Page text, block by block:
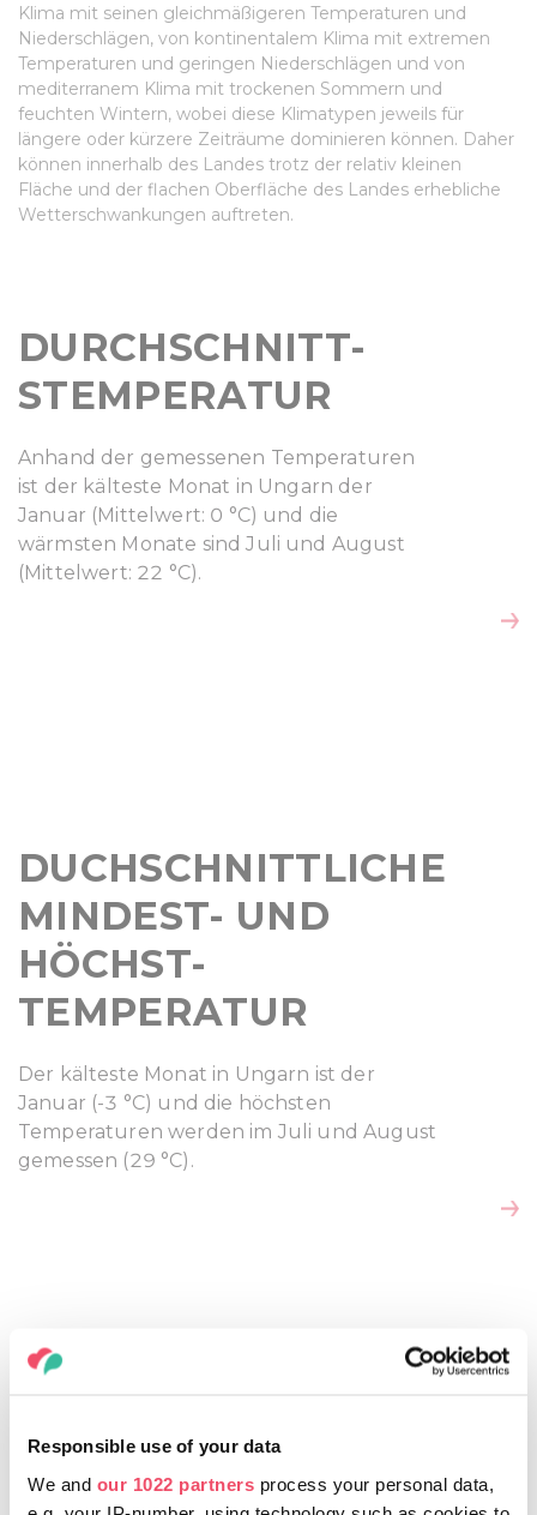
Responsible use of your data
We and our 1022 partners process your personal data,
Klima mit seinen gleichmäßigeren Temperaturen und
Niederschlägen, von kontinentalem Klima mit extremen
Temperaturen und geringen Niederschlägen und von
mediterranem Klima mit trockenen Sommern und
feuchten Wintern, wobei diese Klimatypen jeweils für
längere oder kürzere Zeiträume dominieren können. Daher
können innerhalb des Landes trotz der relativ kleinen
Fläche und der flachen Oberfläche des Landes erhebliche
Wetterschwankungen auftreten.
DURCHSCHNITT-
STEMPERATUR
Anhand der gemessenen Temperaturen
ist der kälteste Monat in Ungarn der
Januar (Mittelwert: 0 °C) und die
wärmsten Monate sind Juli und August
(Mittelwert: 22 °C).
DUCHSCHNITTLICHE
MINDEST- UND
HÖCHST-
TEMPERATUR
Der kälteste Monat in Ungarn ist der
Januar (-3 °C) und die höchsten
Temperaturen werden im Juli und August
gemessen (29 °C).
NIEDERSCHLAGS-
DURCHSCHNITT